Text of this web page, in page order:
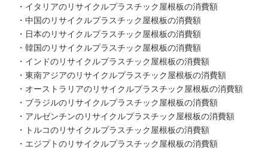
・イタリアのリサイクルプラスチック屋根板の消費額
・中国のリサイクルプラスチック屋根板の消費額
・日本のリサイクルプラスチック屋根板の消費額
・韓国のリサイクルプラスチック屋根板の消費額
・インドのリサイクルプラスチック屋根板の消費額
・東南アジアのリサイクルプラスチック屋根板の消費額
・オーストラリアのリサイクルプラスチック屋根板の消費額
・ブラジルのリサイクルプラスチック屋根板の消費額
・アルゼンチンのリサイクルプラスチック屋根板の消費額
・トルコのリサイクルプラスチック屋根板の消費額
・エジプトのリサイクルプラスチック屋根板の消費額